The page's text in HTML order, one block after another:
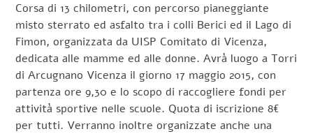
Corsa di 13 chilometri, con percorso pianeggiante
misto sterrato ed asfalto tra i colli Berici ed il Lago di
Fimon, organizzata da UISP Comitato di Vicenza,
dedicata alle mamme ed alle donne. Avrà luogo a Torri
di Arcugnano Vicenza il giorno 17 maggio 2015, con
partenza ore 9,30 e lo scopo di raccogliere fondi per
attività sportive nelle scuole. Quota di iscrizione 8€
per tutti. Verranno inoltre organizzate anche una